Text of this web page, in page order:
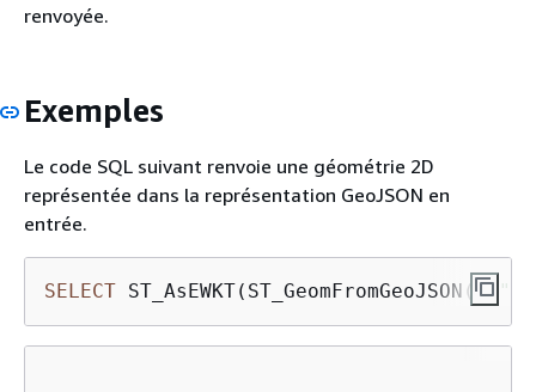
renvoyée.
Exemples
Le code SQL suivant renvoie une géométrie 2D
représentée dans la représentation GeoJSON en
entrée.
SELECT ST_AsEWKT(ST_GeomFromGeoJSON( '{